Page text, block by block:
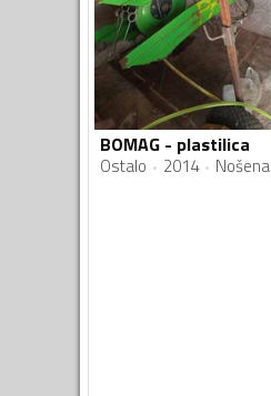
BOMAG - plastilica
Ostalo 2014 Nošena